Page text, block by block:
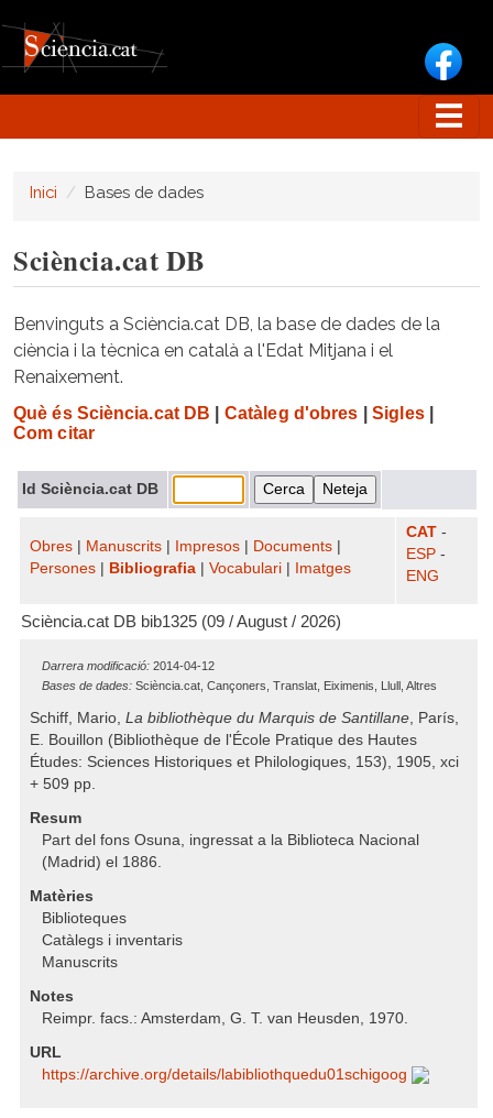
Inici Bases de dades
Sciència.cat DB
Benvinguts a Sciència.cat DB, la base de dades de la
ciència i la tècnica en català a l'Edat Mitjana i el
Renaixement.
Què és Sciència.cat DB Catàleg d'obres Sigles|
Com citar
Id Sciència.cat DB
Obres Manuscrits Impresos Documents
Persones
Bibliografia Vocabulari Imatges
CAT -
ESP -
ENG
Sciència.cat DB bib1325 (09 / August / 2026)
Darrera modificació: 2014-04-12
Bases de dades: Sciència.cat, Cançoners, Translat, Eiximenis, Llull, Altres
Schiff, Mario, La bibliothèque du Marquis de Santillane, París,
E. Bouillon (Bibliothèque de l'École Pratique des Hautes
Études: Sciences Historiques et Philologiques, 153), 1905, xci
+ 509 pp.
Resum
Part del fons Osuna, ingressat a la Biblioteca Nacional
(Madrid) el 1886.
Matèries
Biblioteques
Catàlegs i inventaris
Manuscrits
Notes
Reimpr. facs.: Amsterdam, G. T. van Heusden, 1970.
URL
https:/​/​archive.org/​details/​labibliothquedu01schigoog